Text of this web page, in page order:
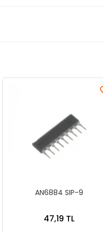
AN6884 SIP-9
47,19 TL